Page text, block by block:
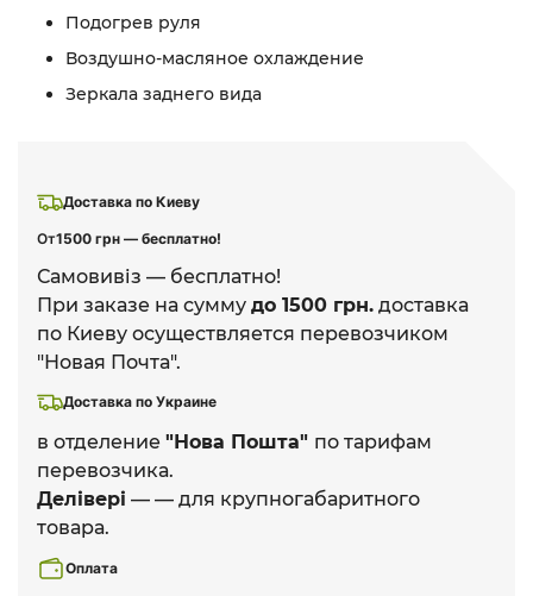
Доставка по Киеву
От1500 грн — бесплатно!
Самовивіз — бесплатно!
При заказе на сумму до 1500 грн. доставка
по Киеву осуществляется перевозчиком
"Новая Почта".
Доставка по Украине
в отделение "Нова Пошта" по тарифам
перевозчика.
Делівері — — для крупногабаритного
товара.
Оплата
Подогрев руля
Воздушно-масляное охлаждение
Зеркала заднего вида